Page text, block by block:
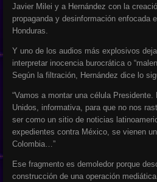
Javier Milei y a Hernández con la
propaganda y desinformación enfocada
Honduras.
Y uno de los audios más explosivos
interpretar inocencia burocrática o
Según la filtración, Hernández dice lo
“Vamos a montar una célula
Unidos, informativa, para que no nos
ser como un sitio de noticias
expedientes contra México, se vienen
Colombia…”
Ese fragmento es demoledor porque
construcción de una operación